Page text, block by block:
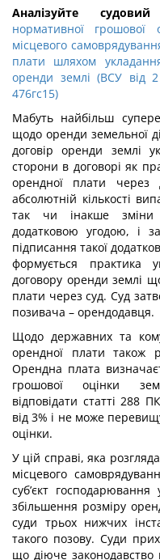
Аналізуйте
нормативної
місцевого
плати шляхом
оренди землі (ВСУ від
476гс15)
Мабуть найбільш
щодо оренди земельної
договір оренди землі
сторони в договорі як
орендної плати
абсолютній кількості
так чи інакше зміни
додатковою угодою, і
підписання такої
формується практика
договору оренди землі
плати через суд. Суд
позивача – орендодавця.
Щодо державних та
орендної плати також
Орендна плата
грошової оцінки
відповідати статті
від 3% і не може
оцінки.
У цій справі, яка
місцевого
суб’єкт
збільшення розміру
суди трьох нижчих
такого позову. Суди
що діюче